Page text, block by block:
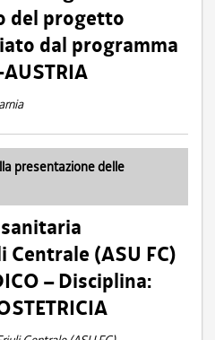
del progetto
dal programma
AUSTRIA
presentazione delle
(ASU FC)
– Disciplina: